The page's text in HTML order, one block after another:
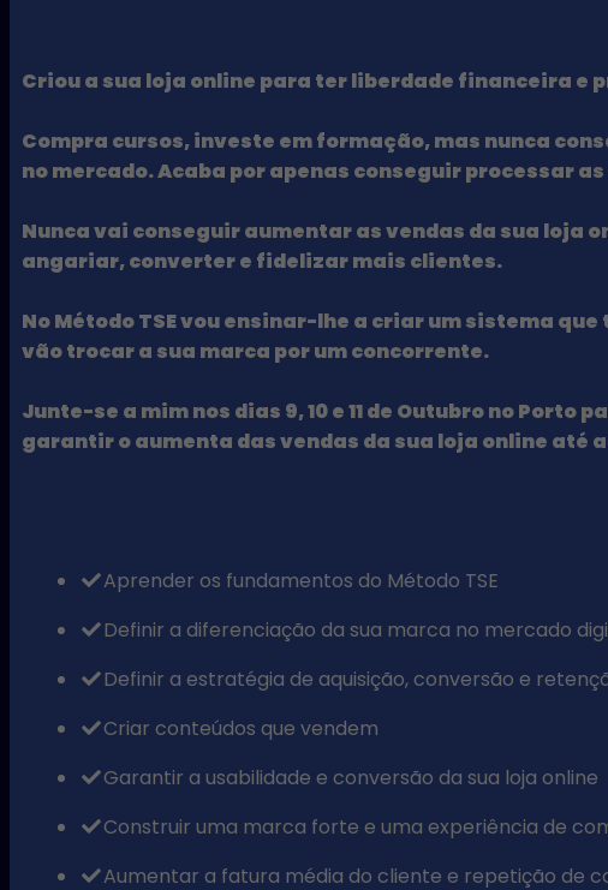
Criou a sua loja online para ter liberdade financeira e
Compra cursos, investe em formação, mas nunca
no mercado. Acaba por apenas conseguir processar
Nunca vai conseguir aumentar as vendas da sua loja
angariar, converter e fidelizar mais clientes.
No Método TSE vou ensinar-lhe a criar um sistema
vão trocar a sua marca por um concorrente.
Junte-se a mim nos dias 9, 10 e 11 de Outubro no
garantir o aumenta das vendas da sua loja online até
Aprender os fundamentos do Método TSE
​Definir a diferenciação da sua marca no mercado
​Definir a estratégia de aquisição, conversão e
​Criar conteúdos que vendem
​Garantir a usabilidade e conversão da sua loja online
​Construir uma marca forte e uma experiência de
​Aumentar a fatura média do cliente e repetição de